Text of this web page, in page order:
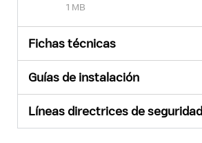
1 MB
Fichas técnicas
Guías de instalación
Líneas directrices de seguridad